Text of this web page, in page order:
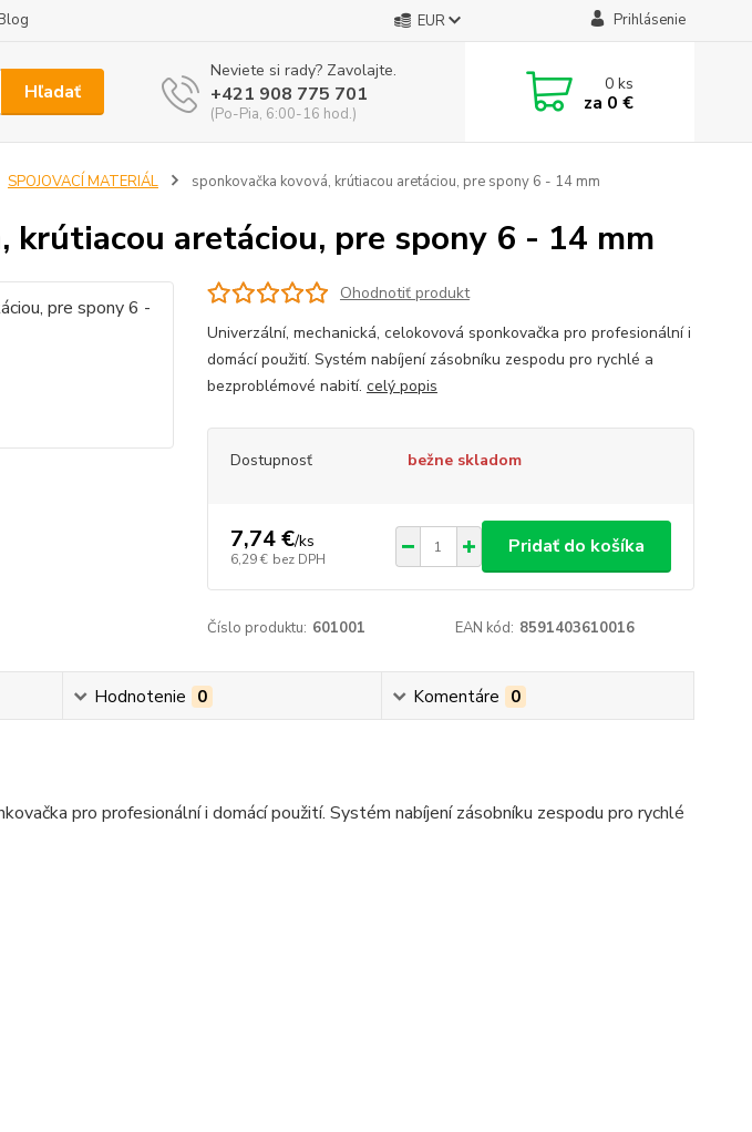
EUR Prihlásenie
Hľadať
Neviete si rady? Zavolajte.
+421 908 775 701
(Po-Pia, 6:00-16 hod.)
0ks
za 0 €
SPOJOVACÍ MATERIÁL sponkovačka kovová, krútiacou aretáciou, pre spony 6 - 14 mm
krútiacou aretáciou, pre spony 6 - 14 mm
Ohodnotiť produkt
Univerzální, mechanická, celokovová sponkovačka pro profesionální i
domácí použití. Systém nabíjení zásobníku zespodu pro rychlé a
bezproblémové nabití. celý popis
Dostupnosť bežne skladom
7,74 €/ks
6,29 € bez DPH
Pridať do košíka
Číslo produktu: 601001 EAN kód: 8591403610016
Hodnotenie 0 Komentáre 0
pro profesionální i domácí použití. Systém nabíjení zásobníku zespodu pro rychlé